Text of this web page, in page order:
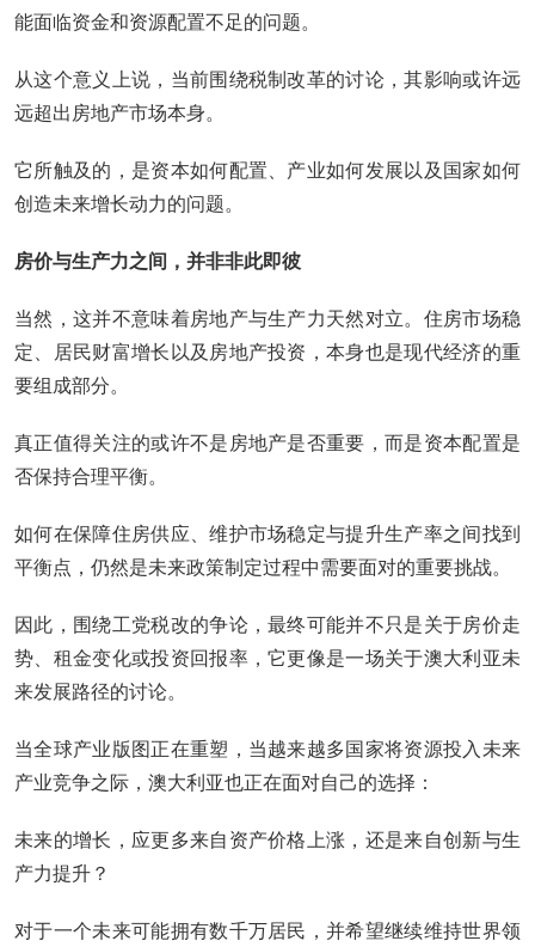
能面临资金和资源配置不足的问题。
从这个意义上说，当前围绕税制改革的讨论，其影响或许远
远超出房地产市场本身。
它所触及的，是资本如何配置、产业如何发展以及国家如何
创造未来增长动力的问题。
房价与生产力之间，并非非此即彼
当然，这并不意味着房地产与生产力天然对立。住房市场稳
定、居民财富增长以及房地产投资，本身也是现代经济的重
要组成部分。
真正值得关注的或许不是房地产是否重要，而是资本配置是
否保持合理平衡。
如何在保障住房供应、维护市场稳定与提升生产率之间找到
平衡点，仍然是未来政策制定过程中需要面对的重要挑战。
因此，围绕工党税改的争论，最终可能并不只是关于房价走
势、租金变化或投资回报率，它更像是一场关于澳大利亚未
来发展路径的讨论。
当全球产业版图正在重塑，当越来越多国家将资源投入未来
产业竞争之际，澳大利亚也正在面对自己的选择：
未来的增长，应更多来自资产价格上涨，还是来自创新与生
产力提升？
对于一个未来可能拥有数千万居民，并希望继续维持世界领